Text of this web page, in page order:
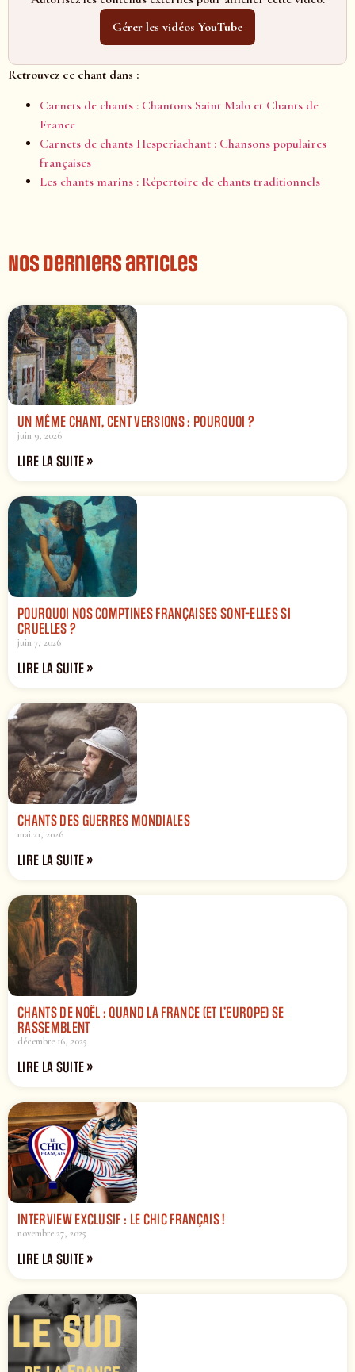
Gérer les vidéos YouTube
Retrouvez ce chant dans :
Carnets de chants : Chantons Saint Malo et Chants de
France
Carnets de chants Hesperiachant : Chansons populaires
françaises
Les chants marins : Répertoire de chants traditionnels
Nos derniers articles
UN MÊME CHANT, CENT VERSIONS : POURQUOI ?
juin 9, 2026
LIRE LA SUITE »
POURQUOI NOS COMPTINES FRANÇAISES SONT-ELLES SI
CRUELLES ?
juin 7, 2026
LIRE LA SUITE »
CHANTS DES GUERRES MONDIALES
mai 21, 2026
LIRE LA SUITE »
CHANTS DE NOËL : QUAND LA FRANCE (ET L’EUROPE) SE
RASSEMBLENT
décembre 16, 2025
LIRE LA SUITE »
INTERVIEW EXCLUSIF : LE CHIC FRANÇAIS !
novembre 27, 2025
LIRE LA SUITE »